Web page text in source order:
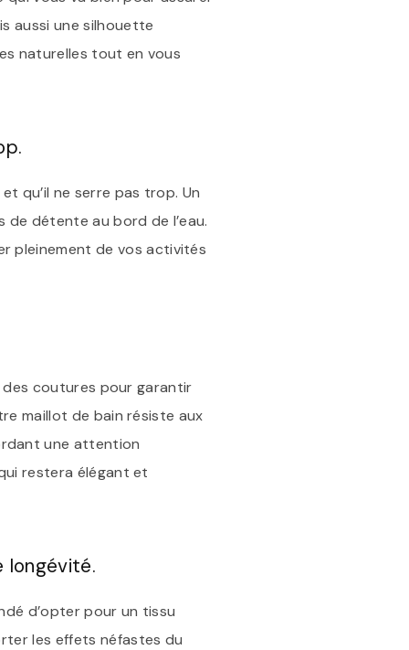
aussi une silhouette
naturelles tout en vous
qu’il ne serre pas trop. Un
détente au bord de l’eau.
pleinement de vos activités
des coutures pour garantir
maillot de bain résiste aux
une attention
restera élégant et
longévité.
d’opter pour un tissu
les effets néfastes du